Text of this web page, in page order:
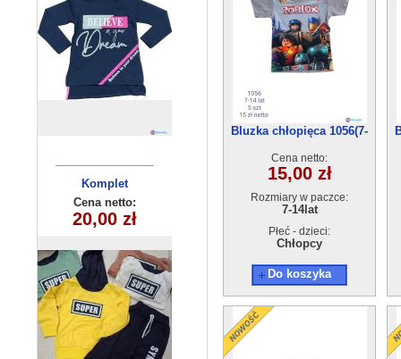
Komplet
dziecięcy
(1-4) 4szt
Cena netto:
20,00 zł
Bluzka
dziecięca
180626-19(6-16)
6szt
Cena netto:
15,00 zł
Bluzka chłopięca 1056(7-
Cena netto:
15,00 zł
Rozmiary w paczce:
7-14lat
Płeć - dzieci:
Chłopcy
Do koszyka